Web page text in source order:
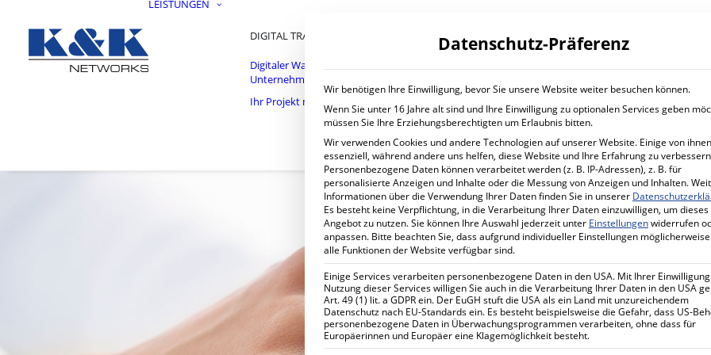
LEISTUNGEN
DIGITAL TRANSFORMATION
Digitaler Wandel im
Unternehmen
Ihr Projekt mit uns
IT SERVICES
IT Managed Services
Ihr Projekt mit uns
CYBER
Mehr
Ihr
Datenschutz-Präferenz
Wir benötigen Ihre Einwilligung, bevor Sie unsere Website weiter besuchen können.
Wenn Sie unter 16 Jahre alt sind und Ihre Einwilligung zu optionalen Services geben
müssen Sie Ihre Erziehungsberechtigten um Erlaubnis bitten.
Wir verwenden Cookies und andere Technologien auf unserer Website. Einige von
essenziell, während andere uns helfen, diese Website und Ihre Erfahrung zu
Personenbezogene Daten können verarbeitet werden (z. B. IP-Adressen), z. B. für
personalisierte Anzeigen und Inhalte oder die Messung von Anzeigen und Inhalten.
Informationen über die Verwendung Ihrer Daten finden Sie in unserer
Es besteht keine Verpflichtung, in die Verarbeitung Ihrer Daten einzuwilligen, um dieses
Angebot zu nutzen.Sie können Ihre Auswahl jederzeit unter Einstellungenwiderrufen
anpassen. Bitte beachten Sie, dass aufgrund individueller Einstellungen
alle Funktionen der Website verfügbar sind.
Einige Services verarbeiten personenbezogene Daten in den USA. Mit Ihrer
Nutzung dieser Services willigen Sie auch in die Verarbeitung Ihrer Daten in den USA
Art. 49 (1) lit. a GDPR ein. Der EuGH stuft die USA als ein Land mit unzureichendem
Datenschutz nach EU-Standards ein. Es besteht beispielsweise die Gefahr, dass US-
personenbezogene Daten in Überwachungsprogrammen verarbeiten, ohne dass für
Europäerinnen und Europäer eine Klagemöglichkeit besteht.